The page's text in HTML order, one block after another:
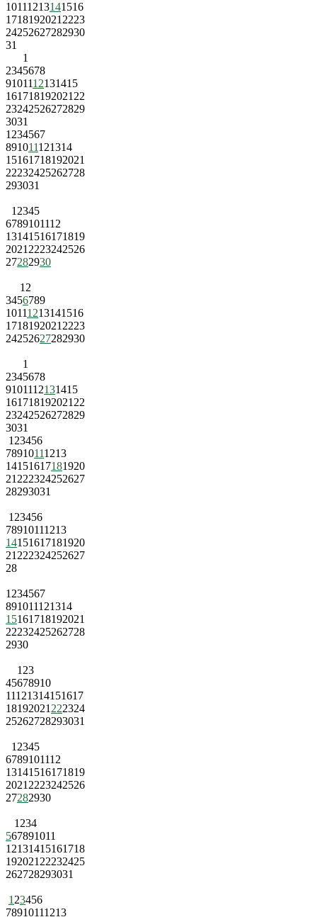
10111213141516
1718192021 2223
24252627282930
31
1
2345678
9101112131415
161718192021 22
23242526272829
3031
1 234567
891011121314
15161718192021
22232425262728
293031
1 2345
6789101112
13141516171819
2021 2223242526
27282930
1 2
3456789
10111213141516
1718192021 2223
24252627282930
1
2345678
9101112131415
161718192021 22
23242526272829
3031
1 23456
78910111213
14151617181920
21 222324252627
28293031
1 23456
78910111213
14151617181920
21 222324252627
28
1 234567
891011121314
15161718192021
22232425262728
2930
1 23
45678910
11121314151617
18192021 222324
25262728293031
1 2345
6789101112
13141516171819
2021 2223242526
27282930
1 234
567891011
12131415161718
192021 22232425
262728293031
1 23456
78910111213